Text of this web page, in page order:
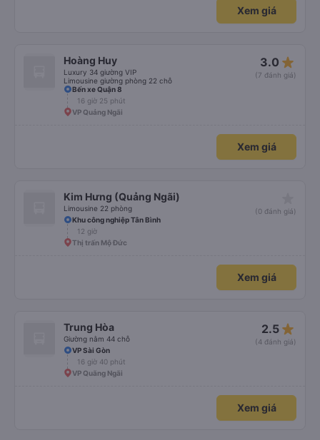
Xem giá
Hoàng Huy
Luxury 34 giường VIP
Limousine giường phòng 22 chỗ
3.0 star_rate
(7 đánh giá)
Bến xe Quận 8
16 giờ 25 phút
VP Quảng Ngãi
Xem giá
Kim Hưng (Quảng Ngãi)
Limousine 22 phòng
(0 đánh giá)
Khu công nghiệp Tân Bình
12 giờ
Thị trấn Mộ Đức
Xem giá
Trung Hòa
Giường nằm 44 chỗ
2.5 star_rate
(4 đánh giá)
VP Sài Gòn
16 giờ 40 phút
VP Quãng Ngãi
Xem giá